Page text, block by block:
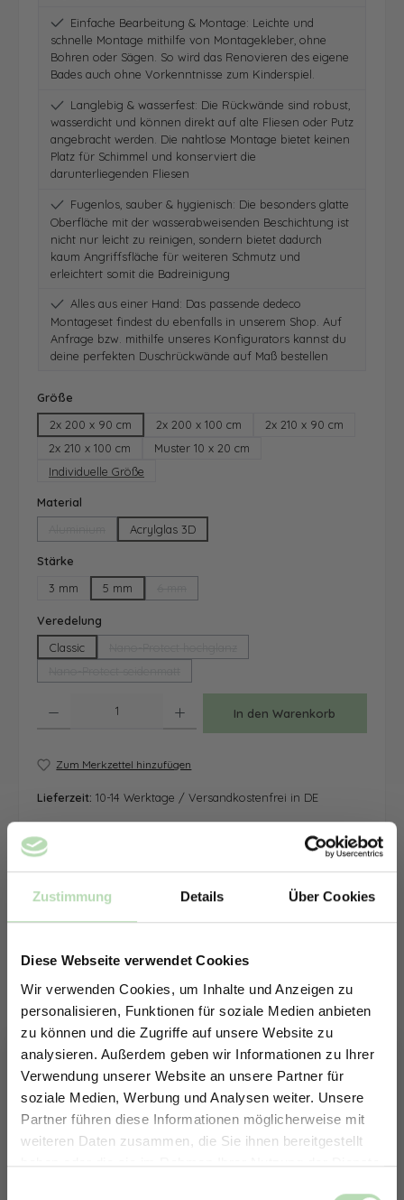
Zustimmung Details Über Cookies
Diese Webseite verwendet Cookies
Wir verwenden Cookies, um Inhalte und Anzeigen zu
personalisieren, Funktionen für soziale Medien anbieten
zu können und die Zugriffe auf unsere Website zu
analysieren. Außerdem geben wir Informationen zu Ihrer
Verwendung unserer Website an unsere Partner für
soziale Medien, Werbung und Analysen weiter. Unsere
Partner führen diese Informationen möglicherweise mit
weiteren Daten zusammen, die Sie ihnen bereitgestellt
haben oder die sie im Rahmen Ihrer Nutzung der Dienste
Einfache Bearbeitung & Montage: Leichte und
schnelle Montage mithilfe von Montagekleber, ohne
Bohren oder Sägen. So wird das Renovieren des eigene
Bades auch ohne Vorkenntnisse zum Kinderspiel.
Langlebig & wasserfest: Die Rückwände sind robust,
wasserdicht und können direkt auf alte Fliesen oder Putz
angebracht werden. Die nahtlose Montage bietet keinen
Platz für Schimmel und konserviert die
darunterliegenden Fliesen
Fugenlos, sauber & hygienisch: Die besonders glatte
Oberfläche mit der wasserabweisenden Beschichtung ist
nicht nur leicht zu reinigen, sondern bietet dadurch
kaum Angriffsfläche für weiteren Schmutz und
erleichtert somit die Badreinigung
Alles aus einer Hand: Das passende dedeco
Montageset findest du ebenfalls in unserem Shop. Auf
Anfrage bzw. mithilfe unseres Konfigurators kannst du
deine perfekten Duschrückwände auf Maß bestellen
Größe
2x 200 x 90 cm
2x 200 x 100 cm
2x 210 x 90 cm
2x 210 x 100 cm
Muster 10 x 20 cm
Individuelle Größe
Material
(Diese Option ist zurzeit nicht verfügbar.)
Acrylglas 3D
Stärke
3 mm
5 mm
Veredelung
Classic
In den Warenkorb
Zum Merkzettel hinzufügen
Lieferzeit: 10-14 Werktage / Versandkostenfrei in DE
ERHALTE 5% RABATT AUF
DEINE RÜCKWÄNDE